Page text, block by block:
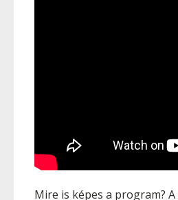
Mire is képes a program?